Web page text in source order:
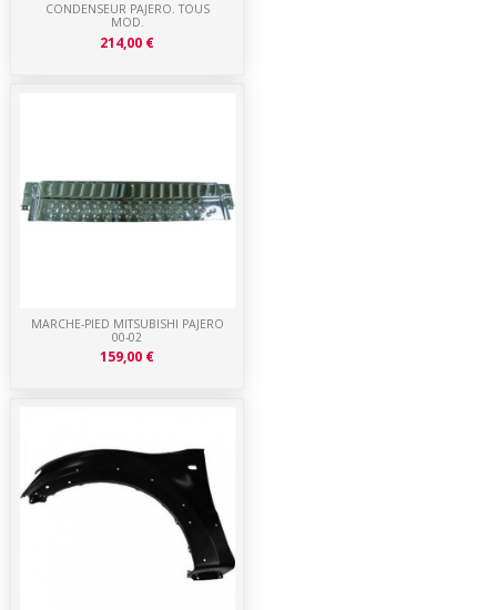
MARCHE-PIED MITSUBISHI PAJERO
00-02
159,00 €
CONDENSEUR PAJERO. TOUS
MOD.
214,00 €